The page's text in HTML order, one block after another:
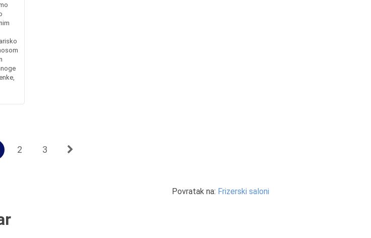
2 3
Povratak na: Frizerski saloni